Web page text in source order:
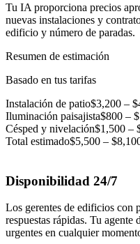
Tu IA proporciona precios
nuevas instalaciones y
edificio y número de paradas.
Resumen de estimación
Basado en tus tarifas
Instalación de patio$3,200 –
Iluminación paisajista$800 –
Césped y nivelación$1,500 –
Total estimado$5,500 –
Disponibilidad 24/7
Los gerentes de edificios con
respuestas rápidas. Tu
urgentes en cualquier